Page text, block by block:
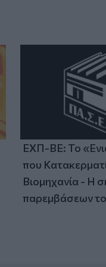
ΕΧΠ-ΒΕ: Το
που
Βιομηχανία - Η
παρεμβάσεων